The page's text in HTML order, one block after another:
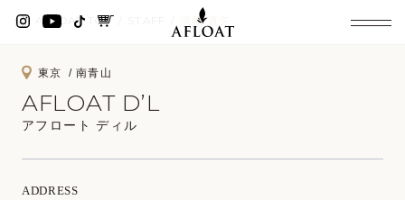
AFLOAT TOP 須藤 直矢
東京 南青山
AFLOAT D’L
アフロート ディル
ADDRESS